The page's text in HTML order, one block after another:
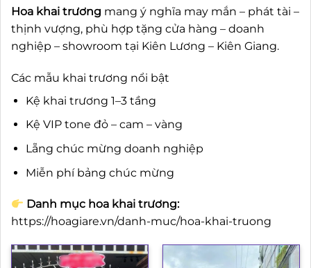
Hoa khai trương mang ý nghĩa may mắn – phát tài –
thịnh vượng, phù hợp tặng cửa hàng – doanh
nghiệp – showroom tại Kiên Lương – Kiên Giang.
Các mẫu khai trương nổi bật
Kệ khai trương 1–3 tầng
Kệ VIP tone đỏ – cam – vàng
Lẵng chúc mừng doanh nghiệp
Miễn phí bảng chúc mừng
Danh mục hoa khai trương:
https://hoagiare.vn/danh-muc/hoa-khai-truong